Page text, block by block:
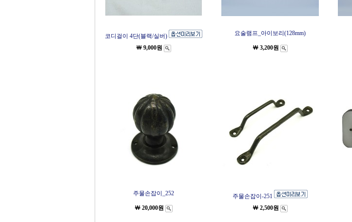
코디걸이 4단(블랙/실버)
￦ 9,000원
요술램프_아이보리(128mm)
￦ 3,200원
주물손잡이_252
￦ 20,000원
주물손잡이-251
￦ 2,500원